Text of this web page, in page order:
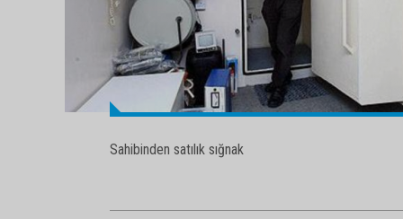
Sahibinden satılık sığnak